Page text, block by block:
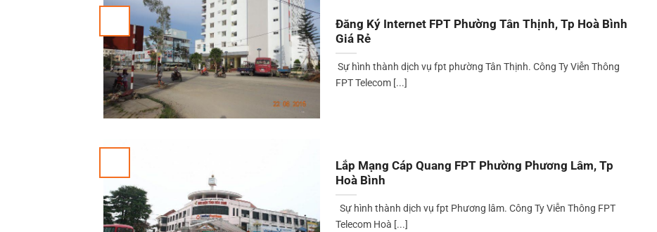
Đăng Ký Internet FPT Phường Tân Thịnh, Tp Hoà Bình
Giá Rẻ
Sự hình thành dịch vụ fpt phường Tân Thịnh. Công Ty Viễn Thông
FPT Telecom [...]
Lắp Mạng Cáp Quang FPT Phường Phương Lâm, Tp
Hoà Bình
Sự hình thành dịch vụ fpt Phương lâm. Công Ty Viễn Thông FPT
Telecom Hoà [...]